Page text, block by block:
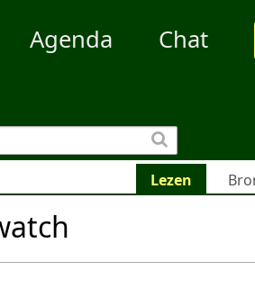
Agenda Chat
Lezen